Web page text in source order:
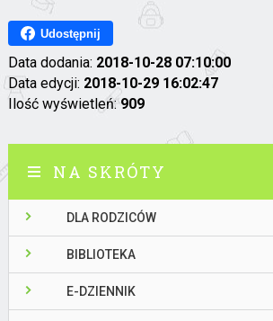
Udostępnij
Data dodania: 2018-10-28 07:10:00
Data edycji: 2018-10-29 16:02:47
Ilość wyświetleń:909
NA SKRÓTY
DLA RODZICÓW
BIBLIOTEKA
E-DZIENNIK